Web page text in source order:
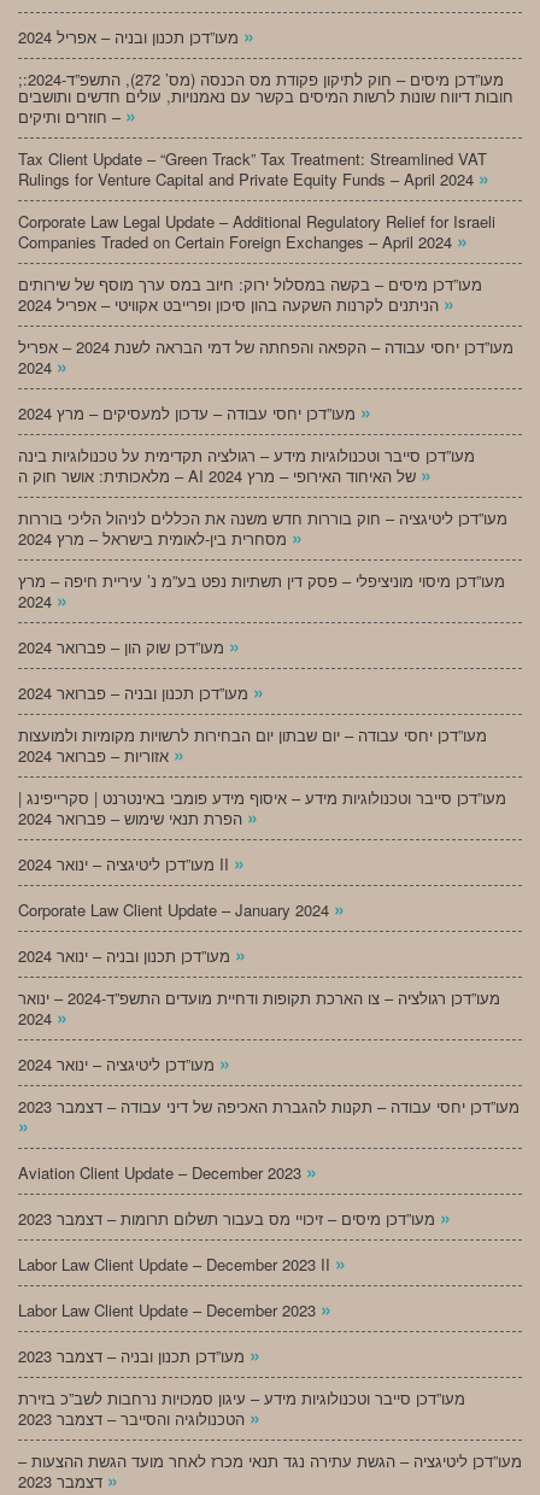
»
;מעו”דכן מיסים – חוק לתיקון פקודת מס הכנסה (מס’ 272), התשפ”ד-2024:
חובות דיווח שונות לרשות המיסים בקשר עם נאמנויות, עולים חדשים ותושבים
חוזרים ותיקים – »
Tax Client Update – “Green Track” Tax Treatment: Streamlined VAT
Rulings for Venture Capital and Private Equity Funds – April 2024 »
Corporate Law Legal Update – Additional Regulatory Relief for Israeli
Companies Traded on Certain Foreign Exchanges – April 2024 »
מעו”דכן מיסים – בקשה במסלול ירוק: חיוב במס ערך מוסף של שירותים
»
מעו”דכן יחסי עבודה – הקפאה והפחתה של דמי הבראה לשנת 2024 – אפריל
»
»
מעו”דכן סייבר וטכנולוגיות מידע – רגולציה תקדימית על טכנולוגיות בינה
»
מעו”דכן ליטיגציה – חוק בוררות חדש משנה את הכללים לניהול הליכי בוררות
»
מעו”דכן מיסוי מוניציפלי – פסק דין תשתיות נפט בע”מ נ’ עיריית חיפה – מרץ
»
»
»
מעו”דכן יחסי עבודה – יום שבתון יום הבחירות לרשויות מקומיות ולמועצות
»
מעו”דכן סייבר וטכנולוגיות מידע – איסוף מידע פומבי באינטרנט | סקרייפינג |
»
מעו”דכן ליטיגציה – ינואר 2024 II »
Corporate Law Client Update – January 2024 »
»
מעו”דכן רגולציה – צו הארכת תקופות ודחיית מועדים התשפ”ד-2024 – ינואר
»
»
מעו”דכן יחסי עבודה – תקנות להגברת האכיפה של דיני עבודה – דצמבר 2023
»
Aviation Client Update – December 2023 »
»
Labor Law Client Update – December 2023 II »
Labor Law Client Update – December 2023 »
»
מעו”דכן סייבר וטכנולוגיות מידע – עיגון סמכויות נרחבות לשב”כ בזירת
»
מעו”דכן ליטיגציה – הגשת עתירה נגד תנאי מכרז לאחר מועד הגשת ההצעות –
»